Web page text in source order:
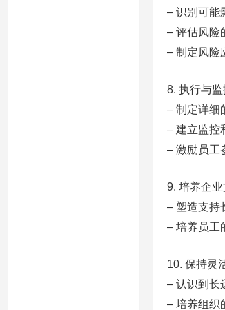
– 识别可能
– 评估风险
– 制定风险
8. 执行与监
– 制定详细
– 建立监控
– 激励员工
9. 培养企业
– 塑造支持
– 培养员工
10. 保持灵
– 认识到长
– 培养组织